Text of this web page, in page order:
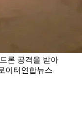
론 공격을 받아
이터연합뉴스